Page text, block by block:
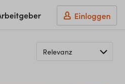
Einloggen